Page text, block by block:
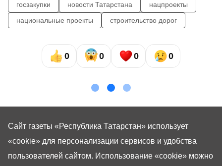
госзакупки новости Татарстана
нацпроекты
национальные проекты
строительство дорог
0 0 0 0
Сайт газеты «Республика Татарстан» использует
«cookie» для персонализации сервисов и удобства
пользователей сайтом. Использование «cookie» можно